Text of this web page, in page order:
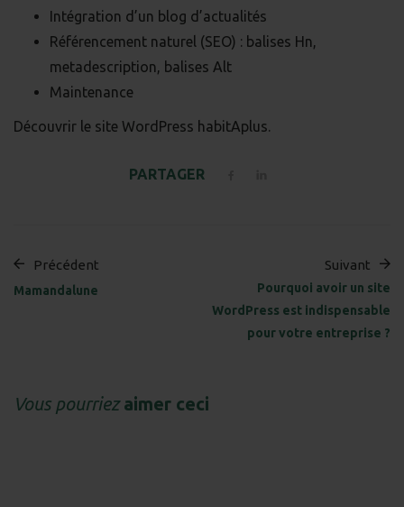
Intégration d’un blog d’actualités
Référencement naturel (SEO) : balises Hn,
metadescription, balises Alt
Maintenance
Découvrir le site WordPress habitAplus.
PARTAGER
Précédent
Mamandalune
Suivant
Pourquoi avoir un site
WordPress est indispensable
pour votre entreprise ?
Vous pourriezaimer ceci